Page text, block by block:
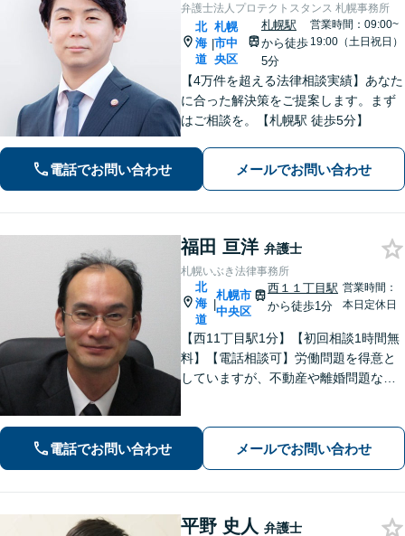
弁護士法人プロテクトスタンス 札幌事務所
北
海
道
|
札幌
市中
央区
札幌駅
から徒歩
5分
営業時間：09:00~
19:00（土日祝日）
【4万件を超える法律相談実績】あなた
に合った解決策をご提案します。まず
はご相談を。【札幌駅 徒歩5分】
電話でお問い合わせ メールでお問い合わせ
福田 亘洋 弁護士
札幌いぶき法律事務所
北
海
道
|
札幌市
中央区
西１１丁目駅
から徒歩1分
営業時間：
本日定休日
【西11丁目駅1分】【初回相談1時間無
料】【電話相談可】労働問題を得意と
していますが、不動産や離婚問題など
話しやすい雰囲気作りを心がけており
ます。お困りの際は、ぜひご相談くだ
電話でお問い合わせ メールでお問い合わせ
平野 史人 弁護士